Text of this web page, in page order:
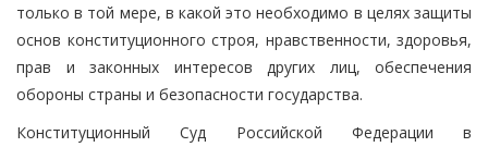
только в той мере, в какой это необходимо в целях защиты
основ конституционного строя, нравственности, здоровья,
прав и законных интересов других лиц, обеспечения
обороны страны и безопасности государства.
Конституционный Суд Российской Федерации в